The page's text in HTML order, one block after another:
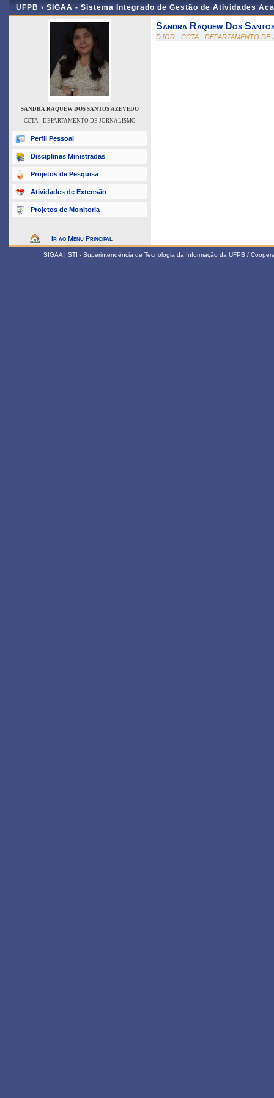
UFPB › SIGAA - Sistema Integrado de Gestão de Atividades
SANDRA RAQUEW DOS SANTOS AZEVEDO
CCTA - DEPARTAMENTO DE JORNALISMO
Perfil Pessoal
Disciplinas Ministradas
Projetos de Pesquisa
Atividades de Extensão
Projetos de Monitoria
Ir ao Menu Principal
Sandra Raquew Dos
DJOR - CCTA - DEPARTAMENTO DE
SIGAA | STI - Superintendência de Tecnologia da Informação da UFPB /